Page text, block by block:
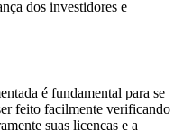
dos investidores e
é fundamental para se
feito facilmente verificando
suas licenças e a